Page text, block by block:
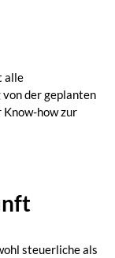
alle
der geplanten
how zur
steuerliche als